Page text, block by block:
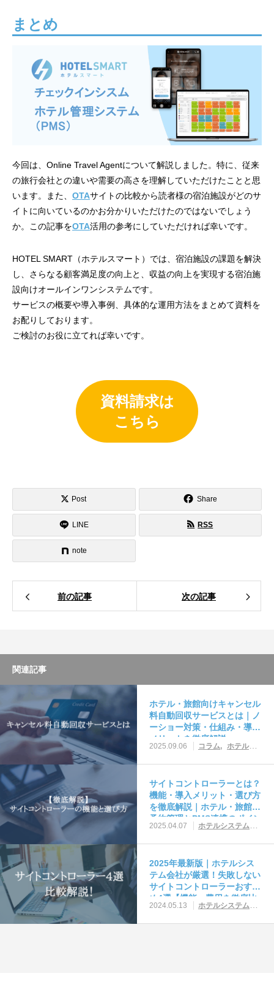
まとめ
今回は、Online Travel Agentについて解説しました。特に、従来
の旅行会社との違いや需要の高さを理解していただけたことと思
います。また、 OTAサイトの比較から読者様の宿泊施設がどのサ
イトに向いているのかお分かりいただけたのではないでしょう
か。この記事をOTA活用の参考にしていただければ幸いです。
HOTEL SMART（ホテルスマート）では、宿泊施設の課題を解決
し、さらなる顧客満足度の向上と、収益の向上を実現する宿泊施
設向けオールインワンシステムです。
サービスの概要や導入事例、具体的な運用方法をまとめて資料を
お配りしております。
ご検討のお役に立てれば幸いです。
資料請求は
こちら
Post Share
LINE RSS
note
前の記事 次の記事
関連記事
ホテル・旅館向けキャンセル
料自動回収サービスとは｜ノ
ーショー対策・仕組み・導入
メリットを徹底解説
2025.09.06 コラム ホテルシステム・ツール活用
サイトコントローラーとは？
機能・導入メリット・選び方
を徹底解説｜ホテル・旅館の
予約管理とPMS連携のポイン
ト
2025.04.07 ホテルシステム・ツール活用
2025年最新版｜ホテルシス
テム会社が厳選！失敗しない
サイトコントローラーおすす
め4選【機能・費用を徹底比
較】
2024.05.13 ホテルシステム・ツール活用